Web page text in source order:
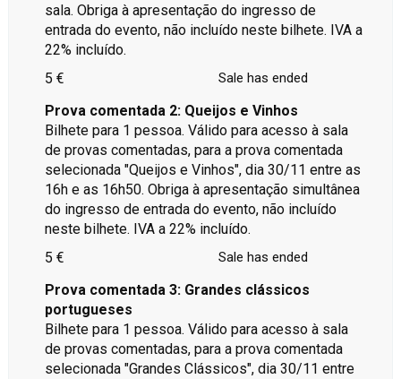
sala. Obriga à apresentação do ingresso de
entrada do evento, não incluído neste bilhete. IVA a
22% incluído.
5 €
Sale has ended
Prova comentada 2: Queijos e Vinhos
Bilhete para 1 pessoa. Válido para acesso à sala
de provas comentadas, para a prova comentada
selecionada "Queijos e Vinhos", dia 30/11 entre as
16h e as 16h50. Obriga à apresentação simultânea
do ingresso de entrada do evento, não incluído
neste bilhete. IVA a 22% incluído.
5 €
Sale has ended
Prova comentada 3: Grandes clássicos
portugueses
Bilhete para 1 pessoa. Válido para acesso à sala
de provas comentadas, para a prova comentada
selecionada "Grandes Clássicos", dia 30/11 entre